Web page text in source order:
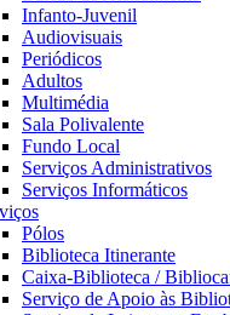
Infanto-Juvenil
Audiovisuais
Periódicos
Adultos
Multimédia
Sala Polivalente
Fundo Local
Serviços Administrativos
Serviços Informáticos
Pólos
Biblioteca Itinerante
Caixa-Biblioteca /
Serviço de Apoio às